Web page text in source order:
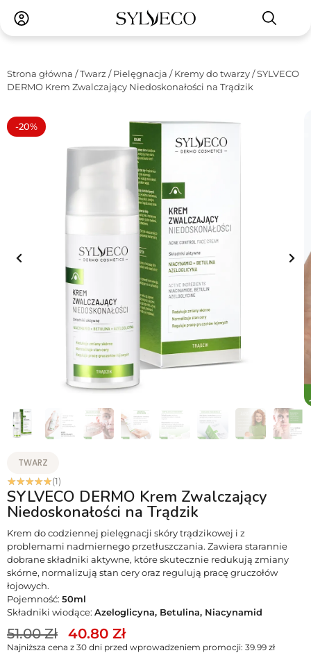
Strona główna /Twarz /Pielęgnacja /Kremy do twarzy/ SYLVECO
DERMO Krem Zwalczający Niedoskonałości na Trądzik
-20%
TWARZ
☆☆☆☆☆(1)
SYLVECO DERMO Krem Zwalczający
Niedoskonałości na Trądzik
Krem do codziennej pielęgnacji skóry trądzikowej i z
problemami nadmiernego przetłuszczania. Zawiera starannie
dobrane składniki aktywne, które skutecznie redukują zmiany
skórne, normalizują stan cery oraz regulują pracę gruczołów
łojowych.
Pojemność: 50ml
Składniki wiodące: Azeloglicyna, Betulina, Niacynamid
51.00Zł 40.80 Zł
Najniższa cena z 30 dni przed wprowadzeniem promocji: 39.99 zł